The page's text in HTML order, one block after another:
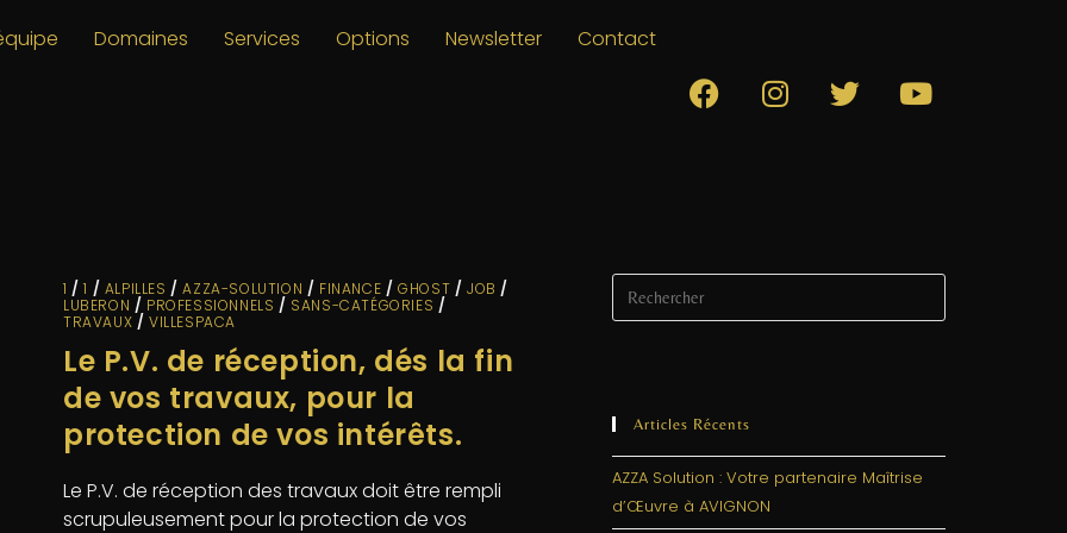
Domaines Services Options Newsletter Contact
1 /1 / ALPILLES /AZZA-SOLUTION / FINANCE /GHOST / JOB /
LUBERON / PROFESSIONNELS / SANS-CATÉGORIES /
TRAVAUX /VILLESPACA
Le P.V. de réception, dés la fin
de vos travaux, pour la
protection de vos intérêts.
Le P.V. de réception des travaux doit être rempli
scrupuleusement pour la protection de vos
Articles Récents
AZZA Solution : Votre partenaire Maîtrise
d’Œuvre à AVIGNON